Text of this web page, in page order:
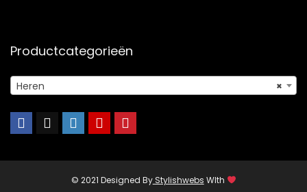
Productcategorieën
×
Heren
© 2021 Designed ByStylishwebs WIth